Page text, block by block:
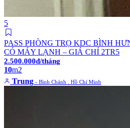
5
PASS PHÒNG TRỌ KDC BÌNH
CÓ MÁY LẠNH – GIÁ CHỈ 2TR5
2.500.000đ/tháng
10m2
Trung - Bình Chánh . Hồ Chí Minh